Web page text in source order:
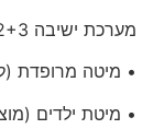
מערכת ישיבה 1+2+3 = 580 ₪
• מיטה מרופדת (לא
• מיטת ילדים (מוצרי